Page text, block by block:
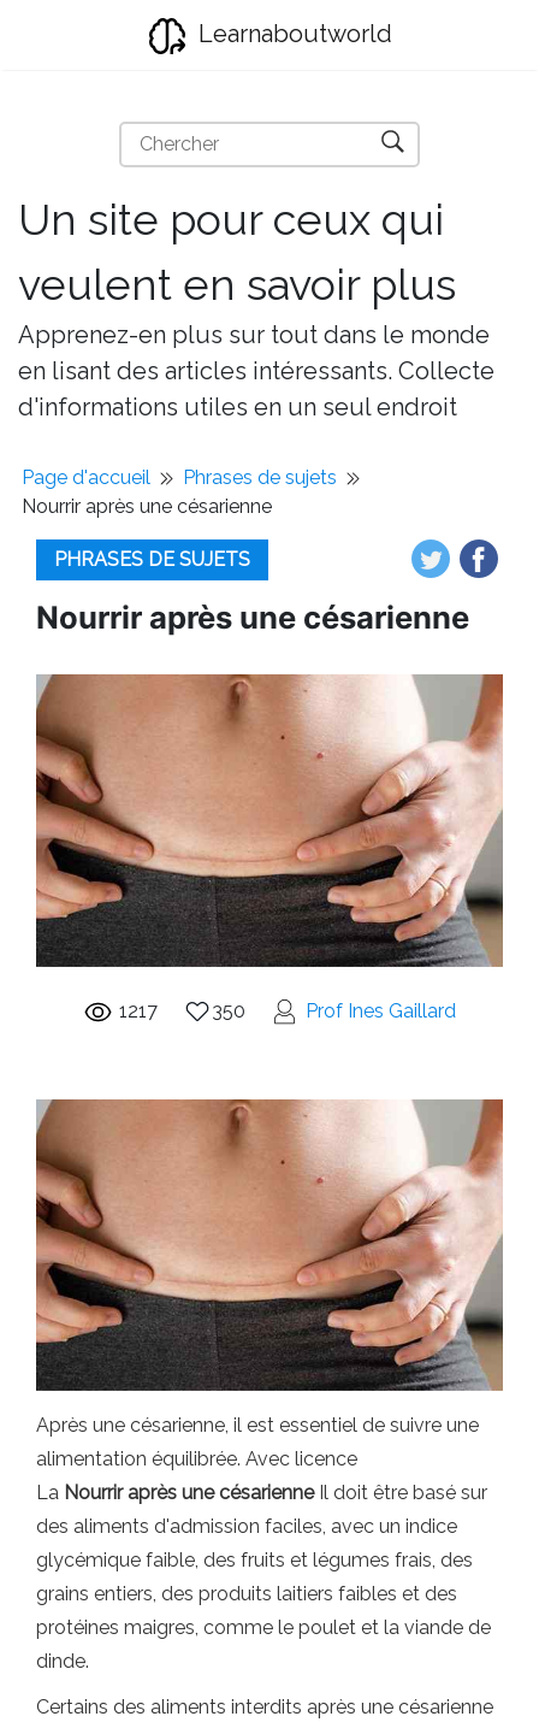
Learnaboutworld
Un site pour ceux qui
veulent en savoir plus
Apprenez-en plus sur tout dans le monde
en lisant des articles intéressants. Collecte
d'informations utiles en un seul endroit
Page d'accueil
Phrases de sujets
Nourrir après une césarienne
PHRASES DE SUJETS
Nourrir après une césarienne
1217 350 Prof Ines Gaillard
Après une césarienne, il est essentiel de suivre une
alimentation équilibrée. Avec licence
La Nourrir après une césarienneIl doit être basé sur
des aliments d'admission faciles, avec un indice
glycémique faible, des fruits et légumes frais, des
grains entiers, des produits laitiers faibles et des
protéines maigres, comme le poulet et la viande de
dinde.
Certains des aliments interdits après une césarienne